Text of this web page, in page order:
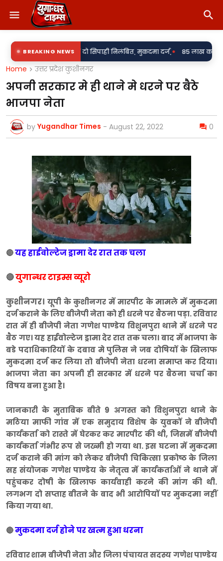
BREAKING NEWS
के आरोप में दो सिपाही निलंबित, मुकदमा दर्ज,• 85 लाख का खेल या
Home उत्तर प्रदेश कुशीनगर
अपनी सरकार मे ही थाने मे धरने पर बैठे
भाजपा नेता
by Yugandhar Times - August 22, 2022 0
🔴यह हाईवोल्टेज ड्रामा देर रात तक चला
🔴युगान्धर टाइम्स व्यूरो
कुशीनगर। यूपी के कुशीनगर में मारपीट के मामले में मुकदमा
दर्ज कराने के लिए बीजेपी नेता को ही धरने पर बैठना पड़ा. रविवार
रात में ही बीजेपी नेता गणेश पाण्डेय विशुनपुरा थाने में धरने पर
बैठ गए।यह हाईवोल्टेज ड्रामा देर रात तक चला। बाद में भाजपा के
बडे पदाधिकारियों के दबाव मे पुलिस ने जब दोषियों के खिलाफ
मुकदमा दर्ज कर लिया तो बीजेपी नेता धरना समाप्त कर दिया।
भाजपा नेता का अपनी ही सरकार में धरने पर बैठना चर्चा का
विषय बना हुआ है।
जानकारी के मुताबिक बीते 9 अगस्त को विशुनपुरा थाने के
मठिया माफी गांव में एक समुदाय विशेष के युवकों ने बीजेपी
कार्यकर्ता को रास्ते में घेरकर कर मारपीट की थी, जिसमें बीजेपी
कार्यकर्ता गंभीर रूप से जख्मी हो गया था. इस घटना में मुकदमा
दर्ज कराने की मांग को लेकर बीजेपी चिकित्सा प्रकोष्ठ के जिला
सह संयोजक गणेश पाण्डेय के नेतृत्व में कार्यकर्ताओं ने थाने में
पहुंचकर दोषी के खिलाफ कार्यवाही करने की मांग की थी.
लगभग दो सप्ताह बीतने के बाद भी आरोपियों पर मुकदमा नहीं
किया गया था.
🔴मुकदमा दर्ज होने पर खत्म हुआ धरना
रविवार शाम बीजेपी नेता और जिला पंचायत सदस्य गणेश पाण्डेय